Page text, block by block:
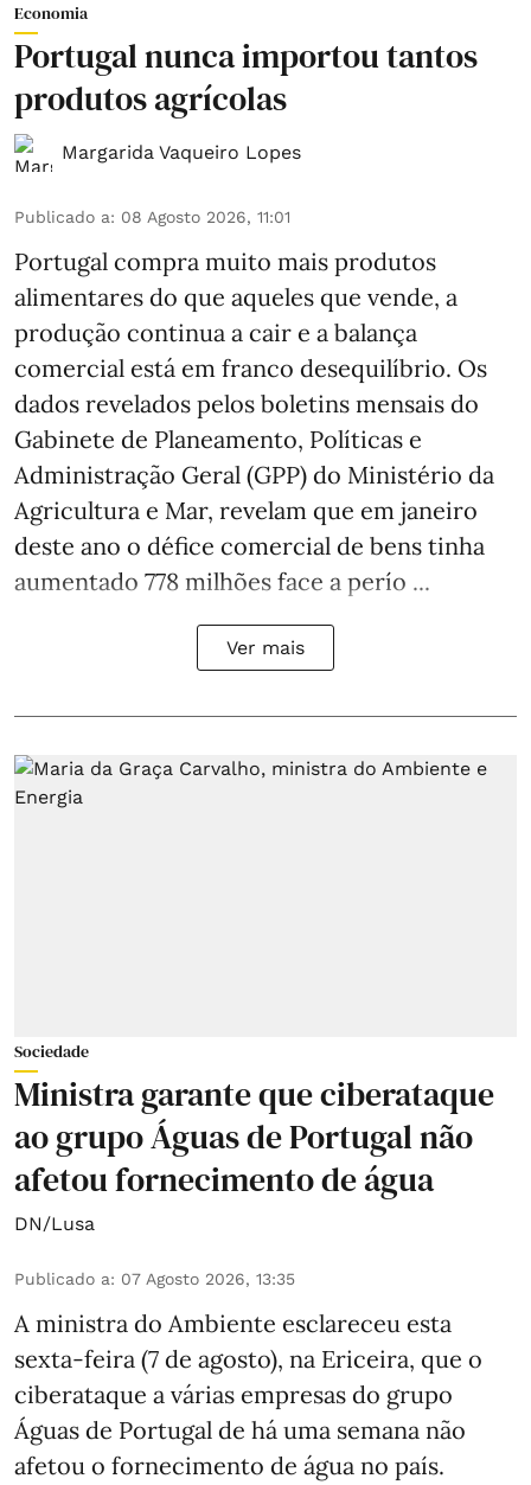
Economia
Portugal nunca importou tantos
produtos agrícolas
Margarida Vaqueiro Lopes
Publicado a: 08 Agosto 2026, 11:01
Portugal compra muito mais produtos
alimentares do que aqueles que vende, a
produção continua a cair e a balança
comercial está em franco desequilíbrio. Os
dados revelados pelos boletins mensais do
Gabinete de Planeamento, Políticas e
Administração Geral (GPP) do Ministério da
Agricultura e Mar, revelam que em janeiro
deste ano o défice comercial de bens tinha
aumentado 778 milhões face a perío ...
Ver mais
Sociedade
Ministra garante que ciberataque
ao grupo Águas de Portugal não
afetou fornecimento de água
DN/Lusa
Publicado a: 07 Agosto 2026, 13:35
A ministra do Ambiente esclareceu esta
sexta-feira (7 de agosto), na Ericeira, que o
ciberataque a várias empresas do grupo
Águas de Portugal de há uma semana não
afetou o fornecimento de água no país.